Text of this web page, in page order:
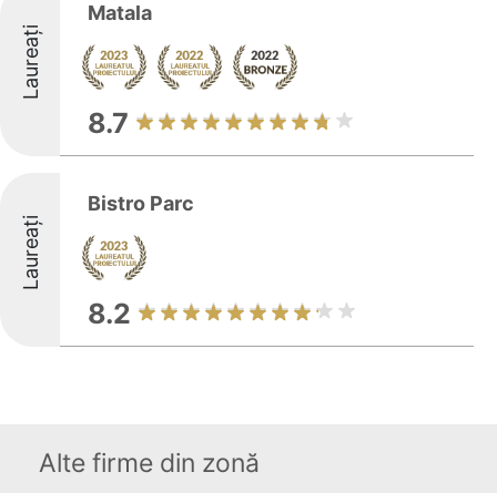
Laureați
Matala
8.7
Laureați
Bistro Parc
8.2
Alte firme din zonă